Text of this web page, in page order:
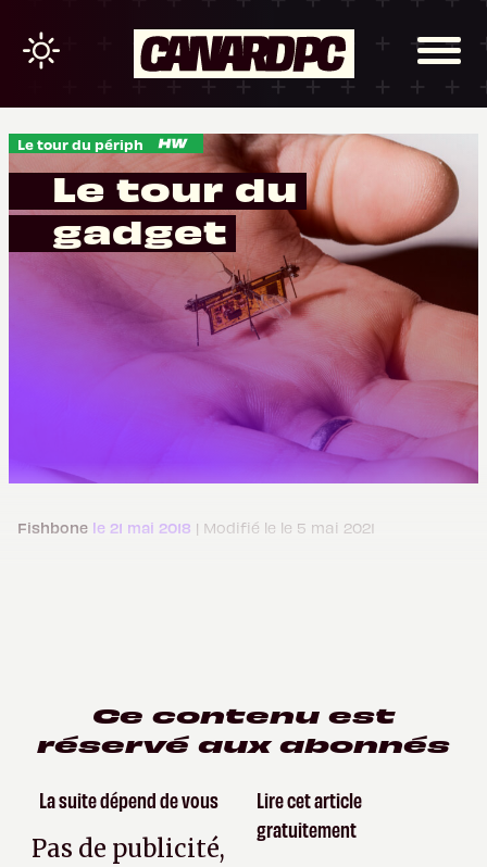
Le tour du périph
Le tour du
gadget
Fishbone le 21 mai 2018 | Modifié le le 5 mai 2021
Ce contenu est
réservé aux abonnés
La suite dépend de vous
Pas de publicité,
Lire cet article
gratuitement